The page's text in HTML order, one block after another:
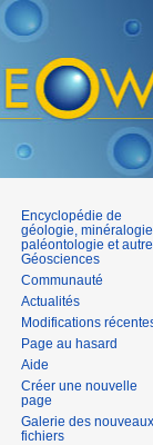
Encyclopédie de
géologie, minéralogie,
paléontologie et
Géosciences
Communauté
Actualités
Modifications
Page au hasard
Aide
Créer une nouvelle
page
Galerie des nouveaux
fichiers